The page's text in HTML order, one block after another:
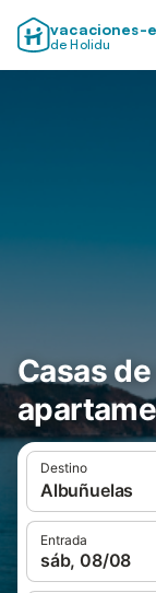
vacaciones-
de Holidu
Casas
Destino
Albuñuelas
Entrada
sáb, 08/08